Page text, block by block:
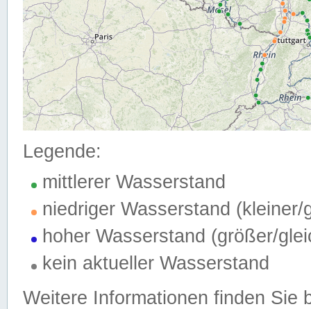
Legende:
mittlerer Wasserstand
niedriger Wasserstand (kleiner/
hoher Wasserstand (größer/
kein aktueller Wasserstand
Weitere Informationen finden Sie